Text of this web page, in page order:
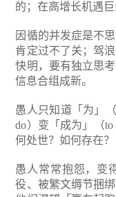
的；在高增长机遇
因循的并发症是不
肯定过不了关；驾
快明，要有独立思
信息合组成新。
愚人只知道「为」
do）变「成为」（
何处世？如何存在？
愚人常常抱怨，变
役、被繁文缛节捆